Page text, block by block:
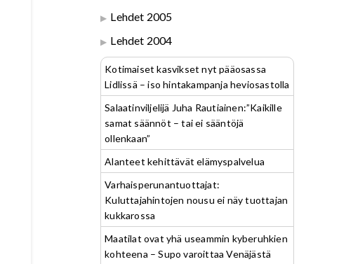
Lehdet 2005
Lehdet 2004
Kotimaiset kasvikset nyt pääosassa
Lidlissä – iso hintakampanja heviosastolla
Salaatinviljelijä Juha Rautiainen:”Kaikille
samat säännöt – tai ei sääntöjä
ollenkaan”
Alanteet kehittävät elämyspalvelua
Varhaisperunantuottajat:
Kuluttajahintojen nousu ei näy tuottajan
kukkarossa
Maatilat ovat yhä useammin kyberuhkien
kohteena – Supo varoittaa Venäjästä